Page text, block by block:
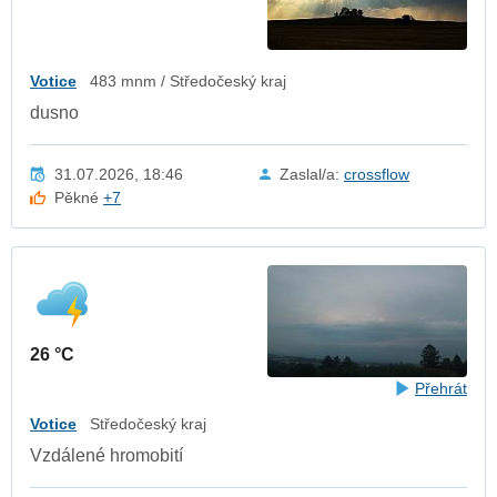
Votice 483 mnm / Středočeský kraj
dusno
31.07.2026, 18:46 Zaslal/a: crossflow
Pěkné+7
26 °C
Přehrát
Votice Středočeský kraj
Vzdálené hromobití